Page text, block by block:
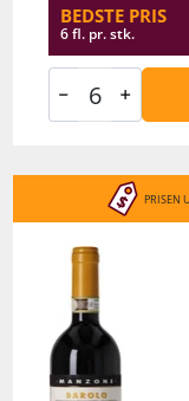
BEDSTE PRIS
6 fl. pr. stk.
PRISEN